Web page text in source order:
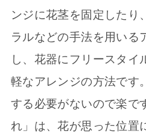
ンジに花茎を固定したり
ラルなどの手法を用いる
し、花器にフリースタイ
軽なアレンジの方法です
する必要がないので楽で
れ」は、花が思った位置